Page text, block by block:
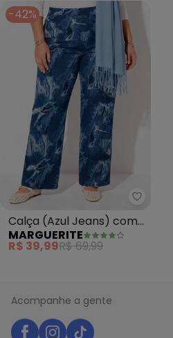
-42%
Calça (Azul Jeans) com
Elástico no Cós Plus Size
MARGUERITE
R$ 39,99R$ 69,99
Acompanhe a gente